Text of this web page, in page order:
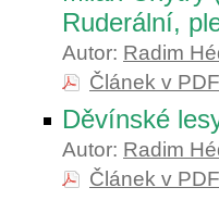
Ruderální,
Autor: Radim
Článek v
Děvínské
Autor: Radim
Článek v